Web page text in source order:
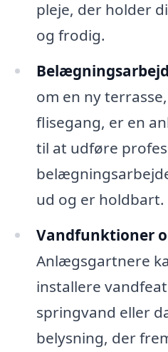
pleje, der holder
og frodig.
om en ny
flisegang, er en
til at udføre
ud og er holdbart.
Vandfunktioner
Anlægsgartnere
installere
springvand eller
belysning, der